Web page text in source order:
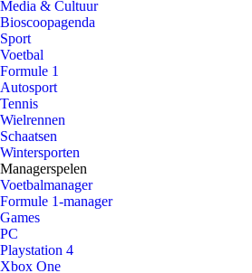
Media & Cultuur
Bioscoopagenda
Sport
Voetbal
Formule 1
Autosport
Tennis
Wielrennen
Schaatsen
Wintersporten
Managerspelen
Voetbalmanager
Formule 1-manager
Games
PC
Playstation 4
Xbox One